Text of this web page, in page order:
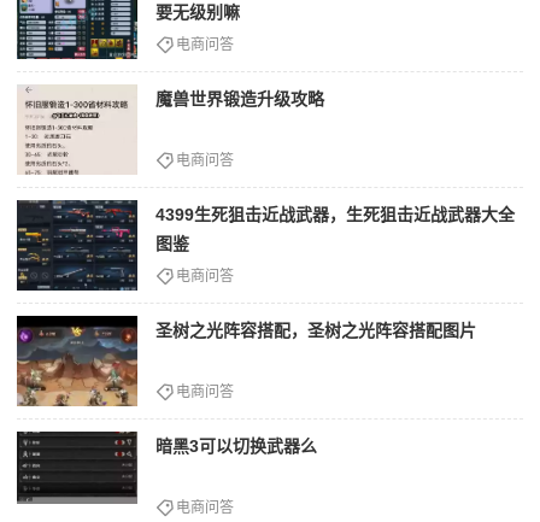
要无级别嘛
电商问答
魔兽世界锻造升级攻略
电商问答
4399生死狙击近战武器，生死狙击近战武器大全
图鉴
电商问答
圣树之光阵容搭配，圣树之光阵容搭配图片
电商问答
暗黑3可以切换武器么
电商问答